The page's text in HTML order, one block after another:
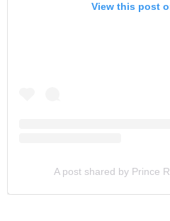
View this post
A post shared by Prince